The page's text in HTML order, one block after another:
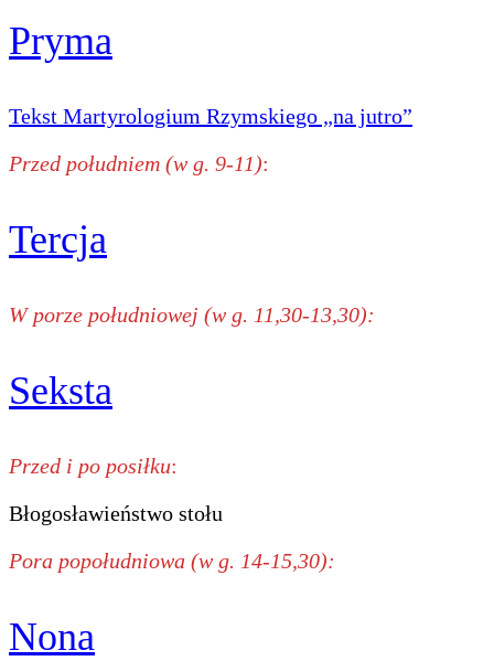
Pryma
Tekst Martyrologium Rzymskiego „na jutro”
Przed południem (w g. 9-11):
Tercja
W porze południowej (w g. 11,30-13,30):
Seksta
Przed i po posiłku:
Błogosławieństwo stołu
Pora popołudniowa (w g. 14-15,30):
Nona